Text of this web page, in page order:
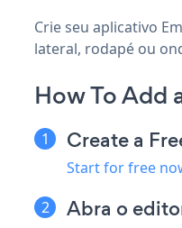
Crie seu aplicativo
lateral, rodapé ou
How To Add
Create a
Start for free
Abra o